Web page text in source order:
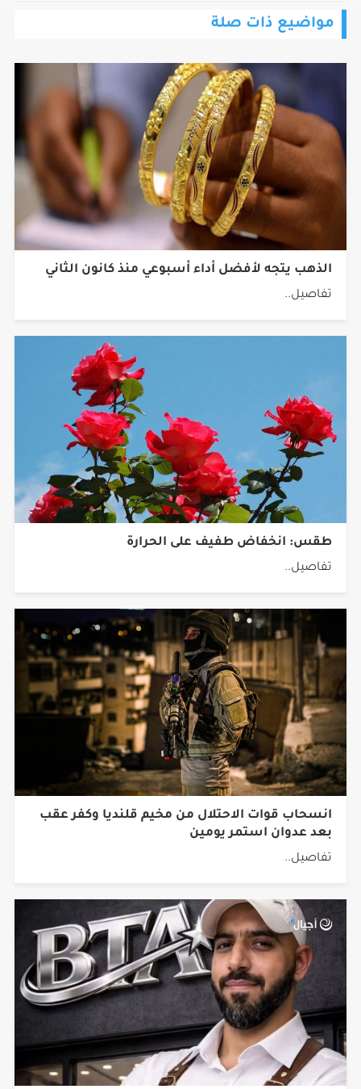
الذهب يتجه لأفضل أداء أسبوعي منذ كانون الثاني
تفاصيل..
طقس: انخفاض طفيف على الحرارة
تفاصيل..
انسحاب قوات الاحتلال من مخيم قلنديا وكفر عقب
بعد عدوان استمر يومين
تفاصيل..
عائلة عقل تدعو إلى توخي الحذر في تناقل الأخبار